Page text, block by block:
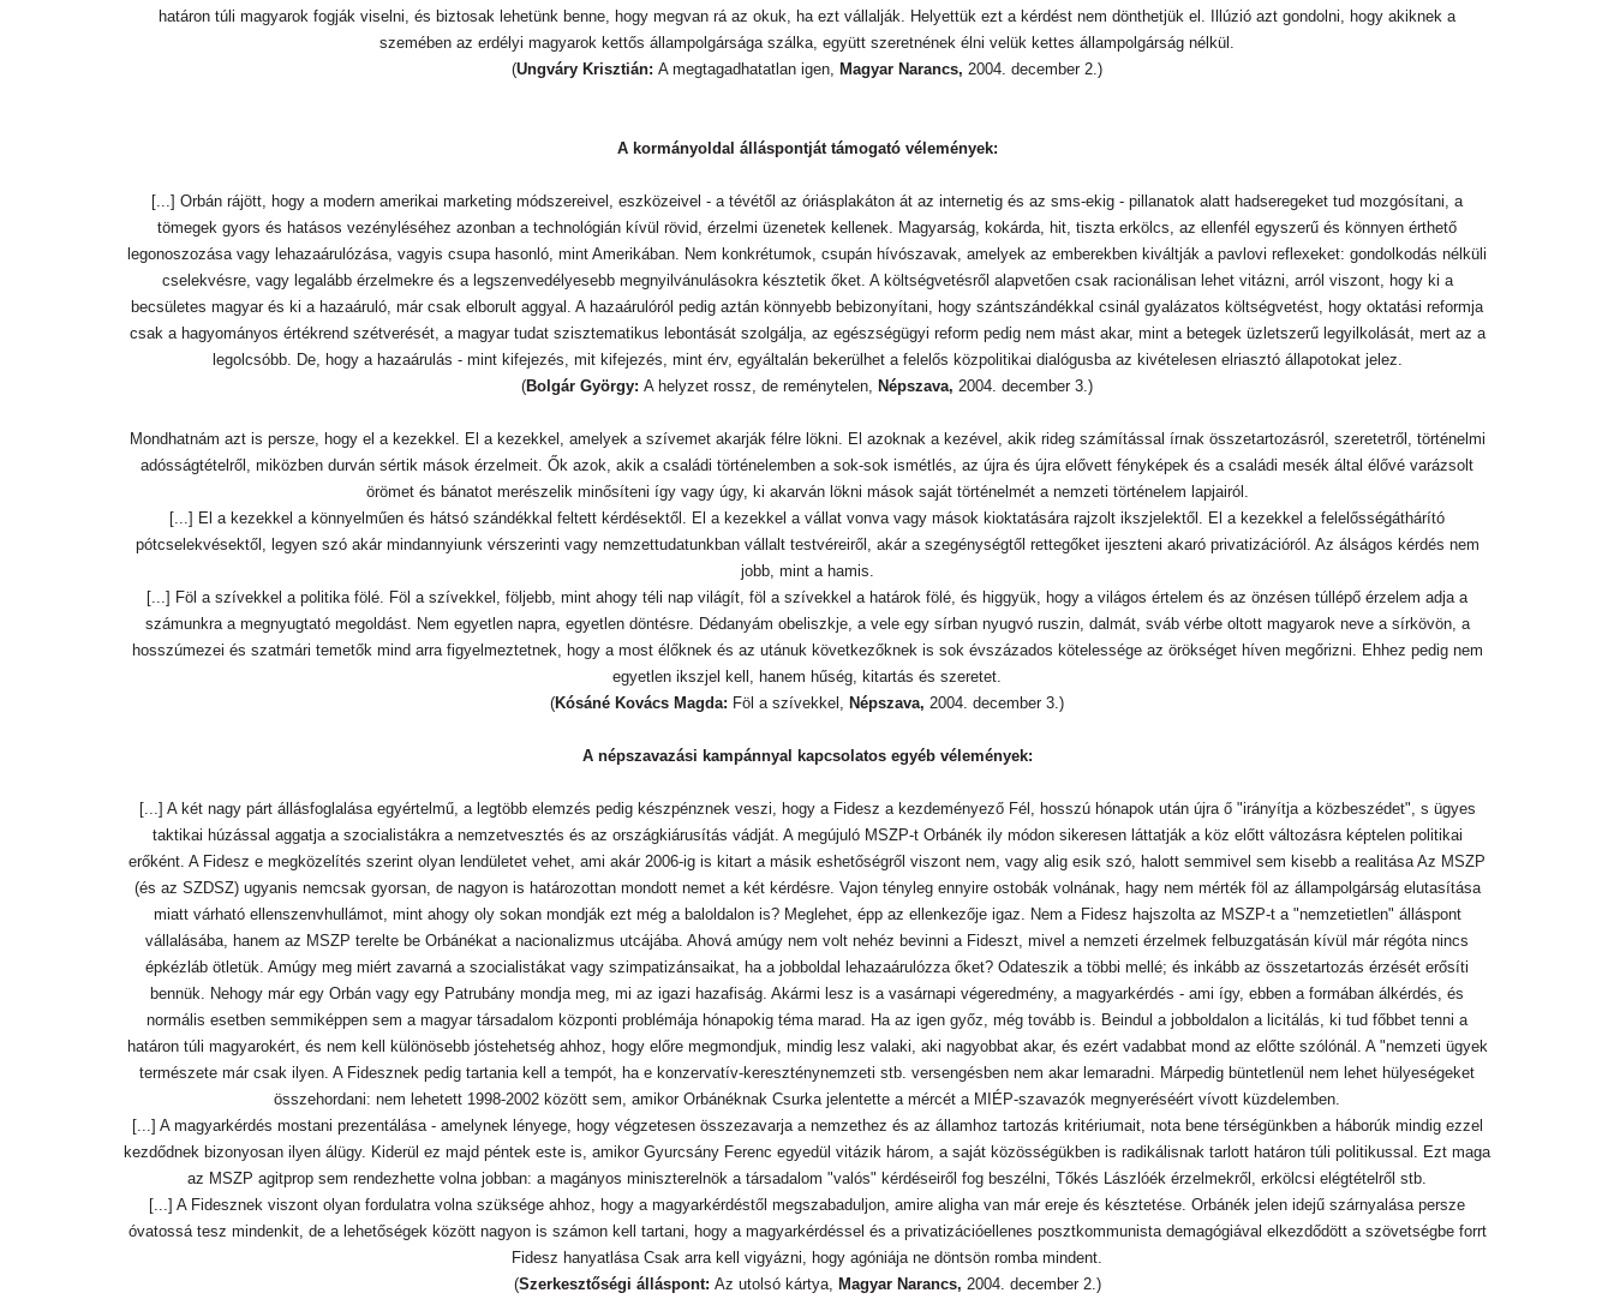
határon túli magyarok fogják viselni, és biztosak lehetünk benne, hogy megvan rá az okuk, ha ezt vállalják. Helyettük ezt a kérdést nem dönthetjük el. Illúzió azt gondolni, hogy akiknek a
szemében az erdélyi magyarok kettős állampolgársága szálka, együtt szeretnének élni velük kettes állampolgárság nélkül.
(Ungváry Krisztián: A megtagadhatatlan igen, Magyar Narancs, 2004. december 2.)
A kormányoldal álláspontját támogató vélemények:
[...] Orbán rájött, hogy a modern amerikai marketing módszereivel, eszközeivel - a tévétől az óriásplakáton át az internetig és az sms-ekig - pillanatok alatt hadseregeket tud mozgósítani, a
tömegek gyors és hatásos vezényléséhez azonban a technológián kívül rövid, érzelmi üzenetek kellenek. Magyarság, kokárda, hit, tiszta erkölcs, az ellenfél egyszerű és könnyen érthető
legonoszozása vagy lehazaárulózása, vagyis csupa hasonló, mint Amerikában. Nem konkrétumok, csupán hívószavak, amelyek az emberekben kiváltják a pavlovi reflexeket: gondolkodás nélküli
cselekvésre, vagy legalább érzelmekre és a legszenvedélyesebb megnyilvánulásokra késztetik őket. A költségvetésről alapvetően csak racionálisan lehet vitázni, arról viszont, hogy ki a
becsületes magyar és ki a hazaáruló, már csak elborult aggyal. A hazaárulóról pedig aztán könnyebb bebizonyítani, hogy szántszándékkal csinál gyalázatos költségvetést, hogy oktatási reformja
csak a hagyományos értékrend szétverését, a magyar tudat szisztematikus lebontását szolgálja, az egészségügyi reform pedig nem mást akar, mint a betegek üzletszerű legyilkolását, mert az a
legolcsóbb. De, hogy a hazaárulás - mint kifejezés, mit kifejezés, mint érv, egyáltalán bekerülhet a felelős közpolitikai dialógusba az kivételesen elriasztó állapotokat jelez.
(Bolgár György: A helyzet rossz, de reménytelen, Népszava, 2004. december 3.)
Mondhatnám azt is persze, hogy el a kezekkel. El a kezekkel, amelyek a szívemet akarják félre lökni. El azoknak a kezével, akik rideg számítással írnak összetartozásról, szeretetről, történelmi
adósságtételről, miközben durván sértik mások érzelmeit. Ők azok, akik a családi történelemben a sok-sok ismétlés, az újra és újra elővett fényképek és a családi mesék által élővé varázsolt
örömet és bánatot merészelik minősíteni így vagy úgy, ki akarván lökni mások saját történelmét a nemzeti történelem lapjairól.
[...] El a kezekkel a könnyelműen és hátsó szándékkal feltett kérdésektől. El a kezekkel a vállat vonva vagy mások kioktatására rajzolt ikszjelektől. El a kezekkel a felelősségáthárító
pótcselekvésektől, legyen szó akár mindannyiunk vérszerinti vagy nemzettudatunkban vállalt testvéreiről, akár a szegénységtől rettegőket ijeszteni akaró privatizációról. Az álságos kérdés nem
jobb, mint a hamis.
[...] Föl a szívekkel a politika fölé. Föl a szívekkel, följebb, mint ahogy téli nap világít, föl a szívekkel a határok fölé, és higgyük, hogy a világos értelem és az önzésen túllépő érzelem adja a
számunkra a megnyugtató megoldást. Nem egyetlen napra, egyetlen döntésre. Dédanyám obeliszkje, a vele egy sírban nyugvó ruszin, dalmát, sváb vérbe oltott magyarok neve a sírkövön, a
hosszúmezei és szatmári temetők mind arra figyelmeztetnek, hogy a most élőknek és az utánuk következőknek is sok évszázados kötelessége az örökséget híven megőrizni. Ehhez pedig nem
egyetlen ikszjel kell, hanem hűség, kitartás és szeretet.
(Kósáné Kovács Magda: Föl a szívekkel, Népszava, 2004. december 3.)
A népszavazási kampánnyal kapcsolatos egyéb vélemények:
[...] A két nagy párt állásfoglalása egyértelmű, a legtöbb elemzés pedig készpénznek veszi, hogy a Fidesz a kezdeményező Fél, hosszú hónapok után újra ő "irányítja a közbeszédet", s ügyes
taktikai húzással aggatja a szocialistákra a nemzetvesztés és az országkiárusítás vádját. A megújuló MSZP-t Orbánék ily módon sikeresen láttatják a köz előtt változásra képtelen politikai
erőként. A Fidesz e megközelítés szerint olyan lendületet vehet, ami akár 2006-ig is kitart a másik eshetőségről viszont nem, vagy alig esik szó, halott semmivel sem kisebb a realitása Az MSZP
(és az SZDSZ) ugyanis nemcsak gyorsan, de nagyon is határozottan mondott nemet a két kérdésre. Vajon tényleg ennyire ostobák volnának, hagy nem mérték föl az állampolgárság elutasítása
miatt várható ellenszenvhullámot, mint ahogy oly sokan mondják ezt még a baloldalon is? Meglehet, épp az ellenkezője igaz. Nem a Fidesz hajszolta az MSZP-t a "nemzetietlen" álláspont
vállalásába, hanem az MSZP terelte be Orbánékat a nacionalizmus utcájába. Ahová amúgy nem volt nehéz bevinni a Fideszt, mivel a nemzeti érzelmek felbuzgatásán kívül már régóta nincs
épkézláb ötletük. Amúgy meg miért zavarná a szocialistákat vagy szimpatizánsaikat, ha a jobboldal lehazaárulózza őket? Odateszik a többi mellé; és inkább az összetartozás érzését erősíti
bennük. Nehogy már egy Orbán vagy egy Patrubány mondja meg, mi az igazi hazafiság. Akármi lesz is a vasárnapi végeredmény, a magyarkérdés - ami így, ebben a formában álkérdés, és
normális esetben semmiképpen sem a magyar társadalom központi problémája hónapokig téma marad. Ha az igen győz, még tovább is. Beindul a jobboldalon a licitálás, ki tud főbbet tenni a
határon túli magyarokért, és nem kell különösebb jóstehetség ahhoz, hogy előre megmondjuk, mindig lesz valaki, aki nagyobbat akar, és ezért vadabbat mond az előtte szólónál. A "nemzeti ügyek
természete már csak ilyen. A Fidesznek pedig tartania kell a tempót, ha e konzervatív-kereszténynemzeti stb. versengésben nem akar lemaradni. Márpedig büntetlenül nem lehet hülyeségeket
összehordani: nem lehetett 1998-2002 között sem, amikor Orbánéknak Csurka jelentette a mércét a MIÉP-szavazók megnyeréséért vívott küzdelemben.
[...] A magyarkérdés mostani prezentálása - amelynek lényege, hogy végzetesen összezavarja a nemzethez és az államhoz tartozás kritériumait, nota bene térségünkben a háborúk mindig ezzel
kezdődnek bizonyosan ilyen álügy. Kiderül ez majd péntek este is, amikor Gyurcsány Ferenc egyedül vitázik három, a saját közösségükben is radikálisnak tarlott határon túli politikussal. Ezt maga
az MSZP agitprop sem rendezhette volna jobban: a magányos miniszterelnök a társadalom "valós" kérdéseiről fog beszélni, Tőkés Lászlóék érzelmekről, erkölcsi elégtételről stb.
[...] A Fidesznek viszont olyan fordulatra volna szüksége ahhoz, hogy a magyarkérdéstől megszabaduljon, amire aligha van már ereje és késztetése. Orbánék jelen idejű szárnyalása persze
óvatossá tesz mindenkit, de a lehetőségek között nagyon is számon kell tartani, hogy a magyarkérdéssel és a privatizációellenes posztkommunista demagógiával elkezdődött a szövetségbe forrt
Fidesz hanyatlása Csak arra kell vigyázni, hogy agóniája ne döntsön romba mindent.
(Szerkesztőségi álláspont: Az utolsó kártya, Magyar Narancs, 2004. december 2.)